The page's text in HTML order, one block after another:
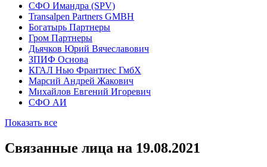
CФО Имандра (SPV)
Transalpen Partners GMBH
Богатырь Партнеры
Гром Партнеры
Дьячков Юрий Вячеславович
ЗПИФ Основа
КГАЛ Нью Франтиес ГмбХ
Марсий Андрей Жакович
Михайлов Евгений Игоревич
СФО АИ
Показать все
Связанные лица на 19.08.2021